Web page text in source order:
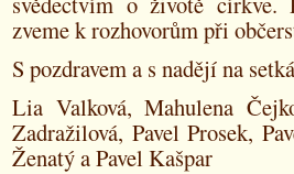
zveme k rozhovorům při
S pozdravem a s nadějí na
Lia Valková, Mahulena
Zadražilová, Pavel Prosek,
Ženatý a Pavel Kašpar